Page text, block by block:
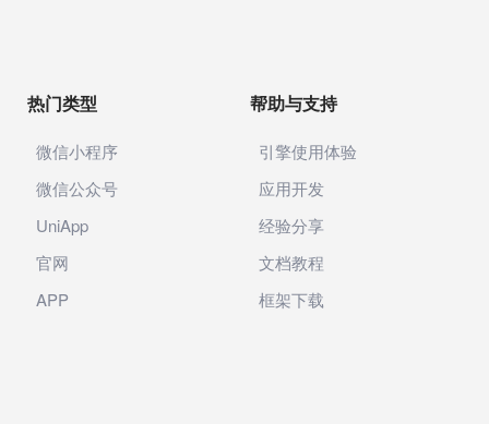
热门类型
微信小程序
微信公众号
UniApp
官网
APP
帮助与支持
引擎使用体验
应用开发
经验分享
文档教程
框架下载